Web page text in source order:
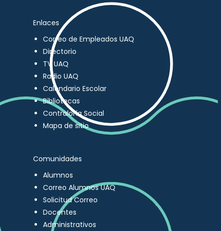
Enlaces
Correo de Empleados UAQ
Directorio
TV UAQ
Radio UAQ
Calendario Escolar
Bibliotecas
Contraloría Social
Mapa de sitio
Comunidades
Alumnos
Correo Alumnos UAQ
Solicitud Correo
Docentes
Administrativos